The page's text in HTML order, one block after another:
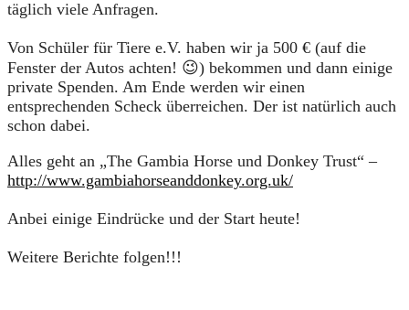
täglich viele Anfragen.
Von Schüler für Tiere e.V. haben wir ja 500 € (auf die
Fenster der Autos achten! 😉) bekommen und dann einige
private Spenden. Am Ende werden wir einen
entsprechenden Scheck überreichen. Der ist natürlich auch
schon dabei.
Alles geht an „The Gambia Horse und Donkey Trust“ –
http://www.gambiahorseanddonkey.org.uk/
Anbei einige Eindrücke und der Start heute!
Weitere Berichte folgen!!!